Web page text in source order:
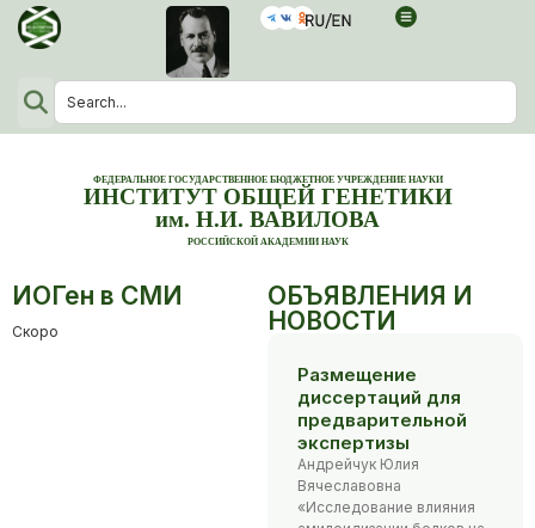
ФЕДЕРАЛЬНОЕ ГОСУДАРСТВЕННОЕ БЮДЖЕТНОЕ УЧРЕЖДЕНИЕ НАУКИ
ИНСТИТУТ ОБЩЕЙ ГЕНЕТИКИ
им. Н.И. ВАВИЛОВА
РОССИЙСКОЙ АКАДЕМИИ НАУК
ИОГен в СМИ
Скоро
ОБЪЯВЛЕНИЯ И
НОВОСТИ
Размещение
диссертаций для
предварительной
экспертизы
Андрейчук Юлия
Вячеславовна
«Исследование влияния